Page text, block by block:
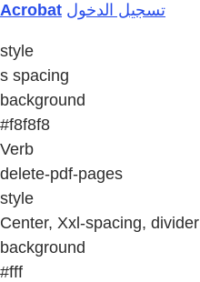
Acrobat تسجيل الدخول
style
s spacing
background
#f8f8f8
Verb
delete-pdf-pages
style
Center, Xxl-spacing, divider
background
#fff